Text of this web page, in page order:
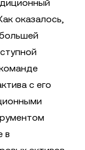
оказалось,
с его
в